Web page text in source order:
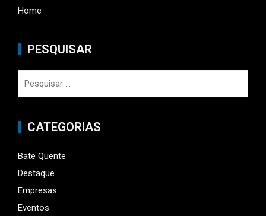
Home
PESQUISAR
CATEGORIAS
Bate Quente
Destaque
Empresas
Eventos